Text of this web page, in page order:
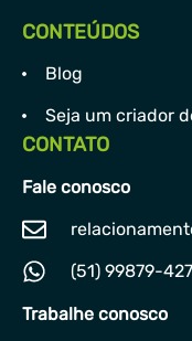
CONTEÚDOS
Blog
Seja um criador
CONTATO
Fale conosco
(51) 99879-
Trabalhe conosco